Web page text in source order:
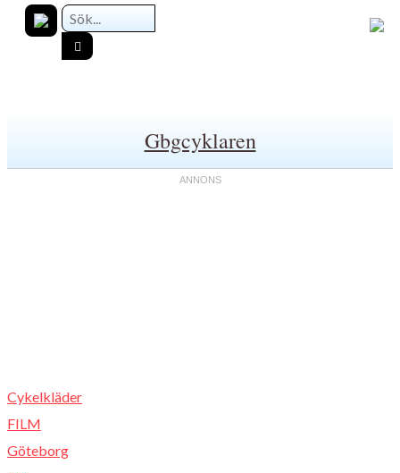
Gbgcyklaren
Cykelkläder
FILM
Göteborg